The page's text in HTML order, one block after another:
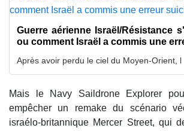
Guerre aérienne Israël/Résistance
ou comment Israël a commis une
Après avoir perdu le ciel du Moyen-Orient, l
Mais le Navy Saildrone Explorer
empêcher un remake du scénario
israélo-britannique Mercer Street, qui